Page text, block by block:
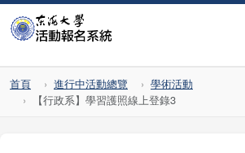
首頁 進行中活動總覽
學術活動
【行政系】學習護照線上登錄3